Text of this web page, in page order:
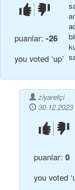
beğendim!
puanlar: -26
you voted ‘up’
ziyaretçi
beğendim!
puanlar: 0
you voted